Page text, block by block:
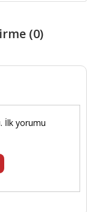
(0)
İlk yorumu